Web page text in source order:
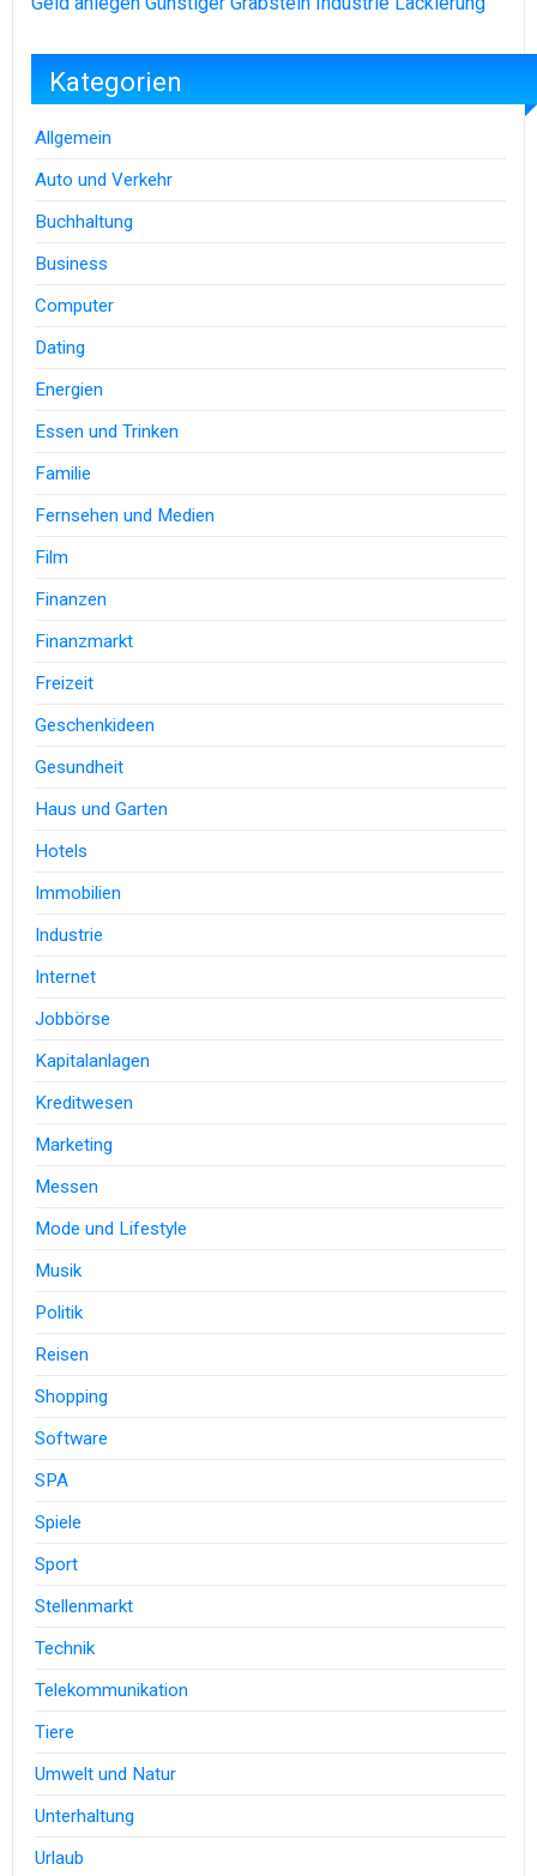
Kategorien
Allgemein
Auto und Verkehr
Buchhaltung
Business
Computer
Dating
Energien
Essen und Trinken
Familie
Fernsehen und Medien
Film
Finanzen
Finanzmarkt
Freizeit
Geschenkideen
Gesundheit
Haus und Garten
Hotels
Immobilien
Industrie
Internet
Jobbörse
Kapitalanlagen
Kreditwesen
Marketing
Messen
Mode und Lifestyle
Musik
Politik
Reisen
Shopping
Software
SPA
Spiele
Sport
Stellenmarkt
Technik
Telekommunikation
Tiere
Umwelt und Natur
Unterhaltung
Urlaub